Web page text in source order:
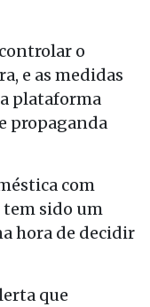
o
e as medidas
plataforma
propaganda
com
sido um
hora de decidir
que